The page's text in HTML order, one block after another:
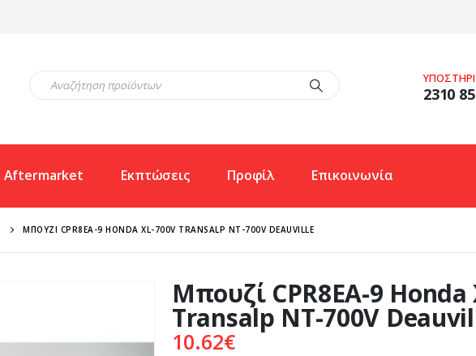
2310
Aftermarket Εκπτώσεις Προφίλ Επικοινωνία
ΜΠΟΥΖΊ CPR8EA-9 HONDA XL-700V TRANSALP NT-700V DEAUVILLE
Μπουζί CPR8EA-9 Honda
Transalp NT-700V
10.62€